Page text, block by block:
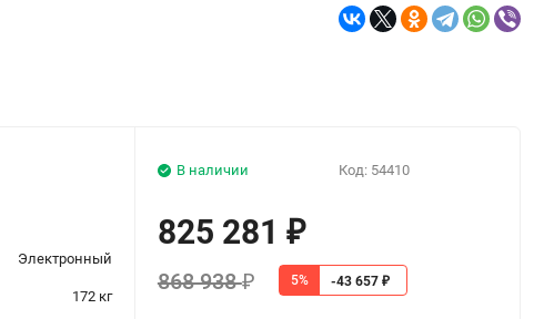
Электронный
172 кг
В наличии Код: 54410
825 281 ₽
868 938₽ 5% -43 657 ₽